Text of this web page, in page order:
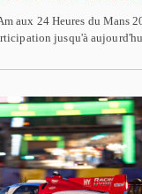
aux 24 Heures du Mans
jusqu'à